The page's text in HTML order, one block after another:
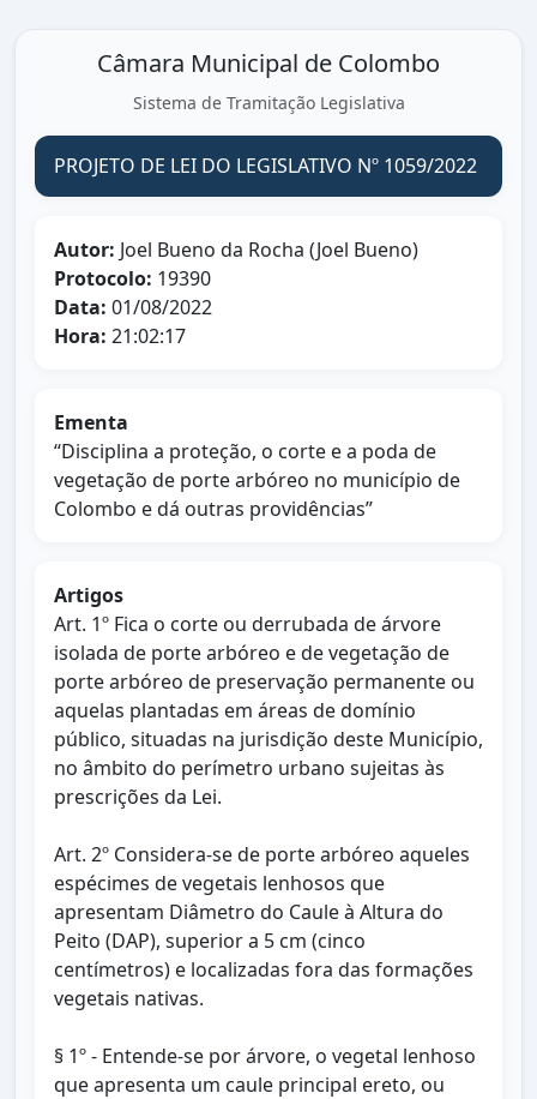
Câmara Municipal de Colombo
Sistema de Tramitação Legislativa
PROJETO DE LEI DO LEGISLATIVO Nº 1059/2022
Autor: Joel Bueno da Rocha (Joel Bueno)
Protocolo: 19390
Data: 01/08/2022
Hora: 21:02:17
Ementa
“Disciplina a proteção, o corte e a poda de
vegetação de porte arbóreo no município de
Colombo e dá outras providências”
Artigos
Art. 1º Fica o corte ou derrubada de árvore
isolada de porte arbóreo e de vegetação de
porte arbóreo de preservação permanente ou
aquelas plantadas em áreas de domínio
público, situadas na jurisdição deste Município,
no âmbito do perímetro urbano sujeitas às
prescrições da Lei.
Art. 2º Considera-se de porte arbóreo aqueles
espécimes de vegetais lenhosos que
apresentam Diâmetro do Caule à Altura do
Peito (DAP), superior a 5 cm (cinco
centímetros) e localizadas fora das formações
vegetais nativas.
§ 1º - Entende-se por árvore, o vegetal lenhoso
que apresenta um caule principal ereto, ou